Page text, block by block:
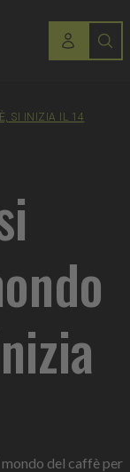
SI INIZIA IL 14
del caffè per